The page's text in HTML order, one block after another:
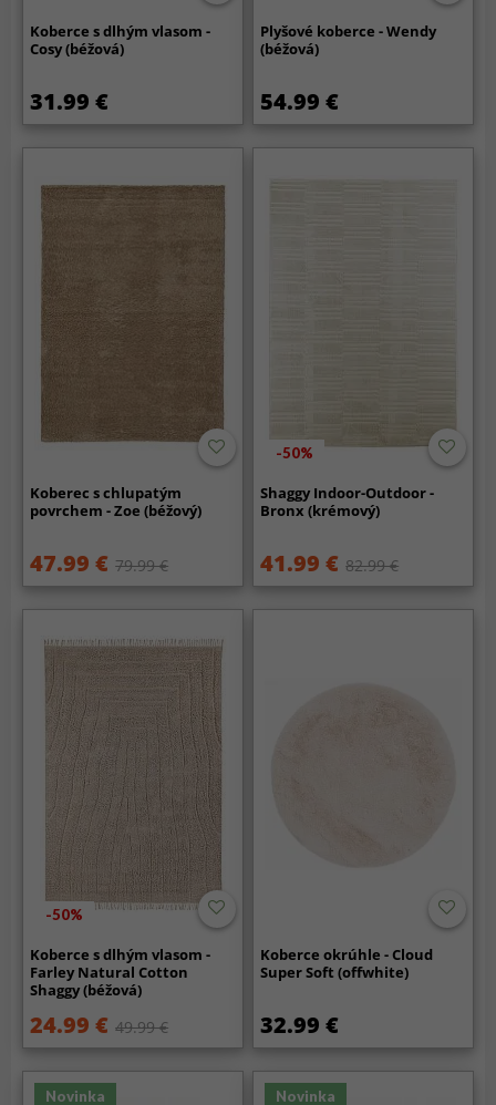
Koberce s dlhým vlasom -
Cosy (béžová)
31.99 €
Plyšové koberce - Wendy
(béžová)
54.99 €
Koberec s chlupatým
povrchem - Zoe (béžový)
47.99 € 79.99 €
-50%
Shaggy Indoor-Outdoor -
Bronx (krémový)
41.99 € 82.99 €
-50%
Koberce s dlhým vlasom -
Farley Natural Cotton
Shaggy (béžová)
24.99 € 49.99 €
Koberce okrúhle - Cloud
Super Soft (offwhite)
32.99 €
Novinka Novinka